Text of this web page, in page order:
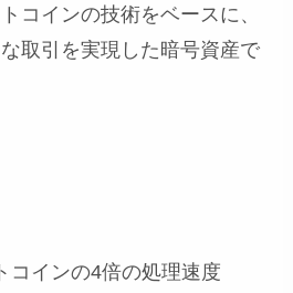
コインの技術をベースに、
取引を実現した暗号資産で
コインの4倍の処理速度